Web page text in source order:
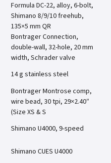
Formula DC-22, alloy, 6-bolt,
Shimano 8/9/10 freehub,
135×5 mm QR
Bontrager Connection,
double-wall, 32-hole, 20 mm
width, Schrader valve
14 g stainless steel
Bontrager Montrose comp,
wire bead, 30 tpi, 29×2.40″
(Size XS & S
Shimano U4000, 9-speed
Shimano CUES U4000